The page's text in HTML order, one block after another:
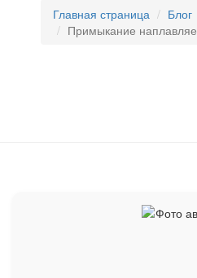
Главная страница
Блог
Примыкание